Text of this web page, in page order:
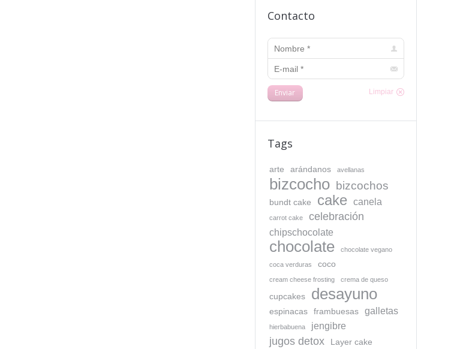
Contacto
Nombre *
E-mail *
Enviar Limpiar
Tags
arte arándanos avellanas
bizcocho bizcochos
bundt cake cake canela
carrot cake celebración
chipschocolate
chocolate chocolate vegano
coca verduras coco
cream cheese frosting crema de queso
cupcakes desayuno
espinacas frambuesas galletas
hierbabuena jengibre
jugos detox Layer cake